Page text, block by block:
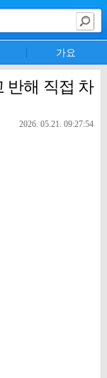
가요
반해 직접 차
2026. 05.21. 09:27:54